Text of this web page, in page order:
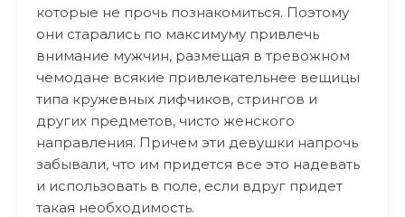
которые не прочь познакомиться. Поэтому
они старались по максимуму привлечь
внимание мужчин, размещая в тревожном
чемодане всякие привлекательнее вещицы
типа кружевных лифчиков, стрингов и
других предметов, чисто женского
направления. Причем эти девушки напрочь
забывали, что им придется все это надевать
и использовать в поле, если вдруг придет
такая необходимость.